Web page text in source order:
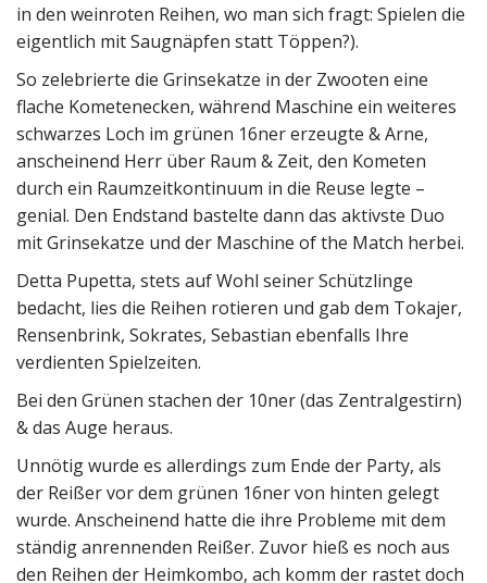
in den weinroten Reihen, wo man sich fragt: Spielen die
eigentlich mit Saugnäpfen statt Töppen?).
So zelebrierte die Grinsekatze in der Zwooten eine
flache Kometenecken, während Maschine ein weiteres
schwarzes Loch im grünen 16ner erzeugte & Arne,
anscheinend Herr über Raum & Zeit, den Kometen
durch ein Raumzeitkontinuum in die Reuse legte –
genial. Den Endstand bastelte dann das aktivste Duo
mit Grinsekatze und der Maschine of the Match herbei.
Detta Pupetta, stets auf Wohl seiner Schützlinge
bedacht, lies die Reihen rotieren und gab dem Tokajer,
Rensenbrink, Sokrates, Sebastian ebenfalls Ihre
verdienten Spielzeiten.
Bei den Grünen stachen der 10ner (das Zentralgestirn)
& das Auge heraus.
Unnötig wurde es allerdings zum Ende der Party, als
der Reißer vor dem grünen 16ner von hinten gelegt
wurde. Anscheinend hatte die ihre Probleme mit dem
ständig anrennenden Reißer. Zuvor hieß es noch aus
den Reihen der Heimkombo, ach komm der rastet doch